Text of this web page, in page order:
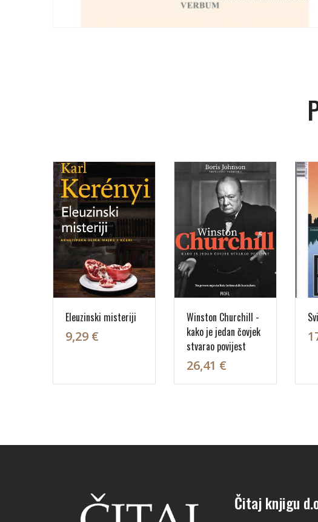
Eleuzinski misteriji
9,29 €
Winston Churchill -
kako je jedan čovjek
stvarao povijest
26,41 €
Čitaj knjigu